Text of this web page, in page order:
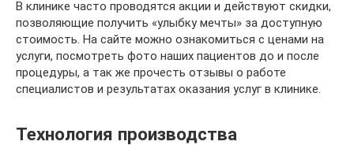
В клинике часто проводятся акции и действуют скидки,
позволяющие получить «улыбку мечты» за доступную
стоимость. На сайте можно ознакомиться с ценами на
услуги, посмотреть фото наших пациентов до и после
процедуры, а так же прочесть отзывы о работе
специалистов и результатах оказания услуг в клинике.
Технология производства